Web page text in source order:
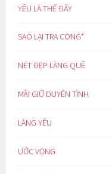
YÊU LÀ THẾ ĐẤY
SAO LẠI TRA CÒNG*
NÉT ĐẸP LÀNG QUÊ
MÃI GIỮ DUYÊN TÌNH
LÀNG YÊU
ƯỚC VỌNG